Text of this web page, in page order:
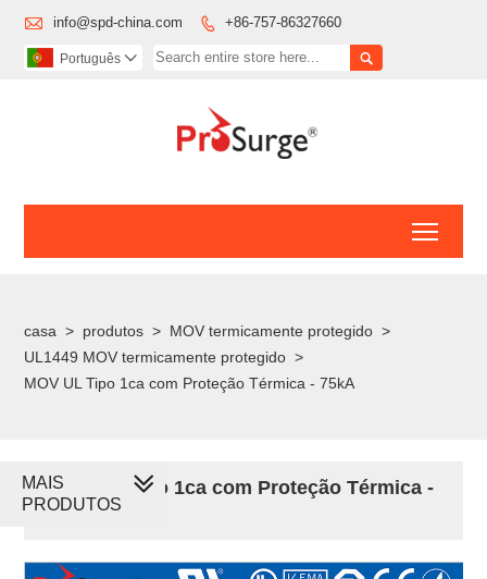
 info@spd-china.com  +86-757-86327660

Português 
casa > produtos > MOV termicamente protegido >
UL1449 MOV termicamente protegido >
MOV UL Tipo 1ca com Proteção Térmica - 75kA
MOV UL Tipo 1ca com Proteção Térmica -
75kA
MAIS
PRODUTOS